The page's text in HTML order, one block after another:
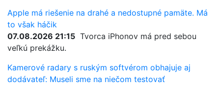
Apple má riešenie na drahé a nedostupné pamäte. Má
to však háčik
07.08.2026 21:15 Tvorca iPhonov má pred sebou
veľkú prekážku.
Kamerové radary s ruským softvérom obhajuje aj
dodávateľ: Museli sme na niečom testovať